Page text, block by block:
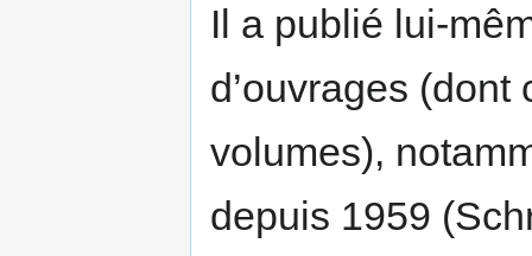
Il a publié lui-
d’ouvrages
volumes),
depuis 1959